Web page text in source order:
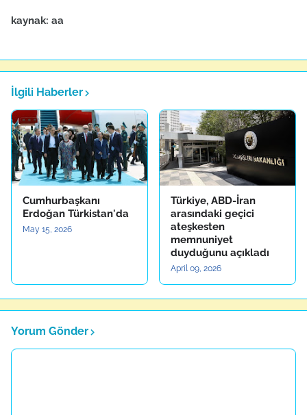
kaynak: aa
İlgili Haberler
Cumhurbaşkanı
Erdoğan Türkistan'da
May 15, 2026
Türkiye, ABD-İran
arasındaki geçici
ateşkesten
memnuniyet
duyduğunu açıkladı
April 09, 2026
Yorum Gönder